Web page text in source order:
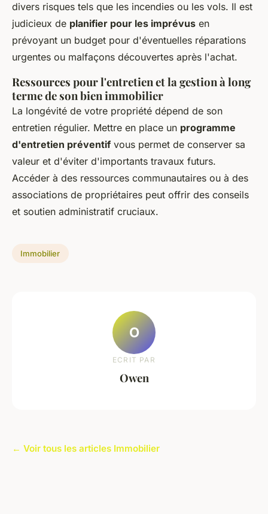
divers risques tels que les incendies ou les vols. Il est
judicieux de planifier pour les imprévus en
prévoyant un budget pour d'éventuelles réparations
urgentes ou malfaçons découvertes après l'achat.
Ressources pour l'entretien et la gestion à long
terme de son bien immobilier
La longévité de votre propriété dépend de son
entretien régulier. Mettre en place un programme
d'entretien préventif vous permet de conserver sa
valeur et d'éviter d'importants travaux futurs.
Accéder à des ressources communautaires ou à des
associations de propriétaires peut offrir des conseils
et soutien administratif cruciaux.
Immobilier
O
ECRIT PAR
Owen
← Voir tous les articles Immobilier